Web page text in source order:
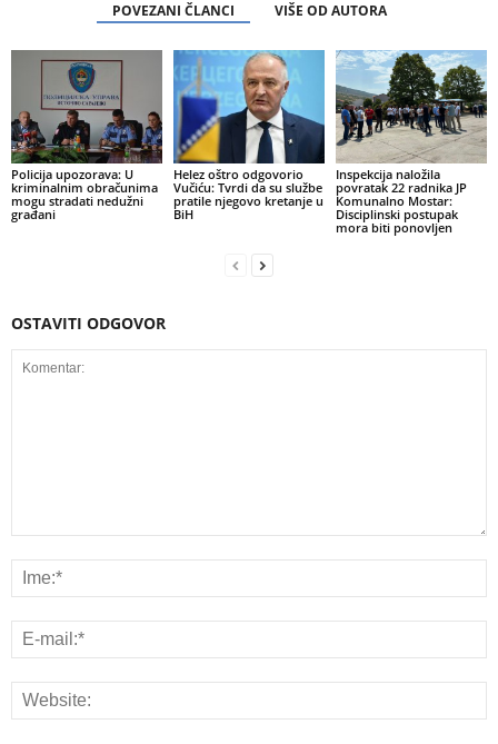
POVEZANI ČLANCI VIŠE OD AUTORA
Policija upozorava: U
kriminalnim obračunima
mogu stradati nedužni
građani
Helez oštro odgovorio
Vučiću: Tvrdi da su službe
pratile njegovo kretanje u
BiH
Inspekcija naložila
povratak 22 radnika JP
Komunalno Mostar:
Disciplinski postupak
mora biti ponovljen
OSTAVITI ODGOVOR